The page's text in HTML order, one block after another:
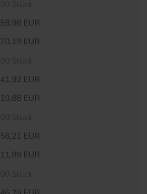
EUR
EUR
EUR
EUR
EUR
EUR